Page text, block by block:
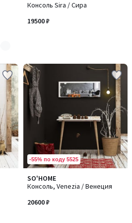
Консоль Sira / Сира
19500 ₽
-55% по коду 5525
SO'HOME
Консоль, Venezia / Венеция
20600 ₽